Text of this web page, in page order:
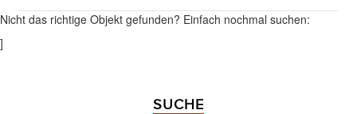
Nicht das richtige Objekt gefunden? Einfach nochmal suchen:
]
SUCHE